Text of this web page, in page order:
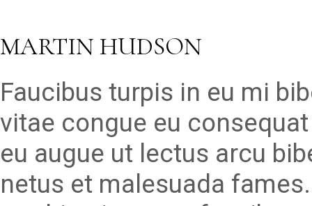
MARTIN HUDSON
Faucibus turpis in eu mi
vitae congue eu
eu augue ut lectus arcu
netus et malesuada